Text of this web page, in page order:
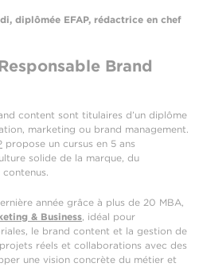
diplômée EFAP, rédactrice en chef
Brand
content sont titulaires d’un diplôme
marketing ou brand management.
propose un cursus en 5 ans
solide de la marque, du
année grâce à plus de 20 MBA,
& Business, idéal pour
le brand content et la gestion de
réels et collaborations avec des
une vision concrète du métier et